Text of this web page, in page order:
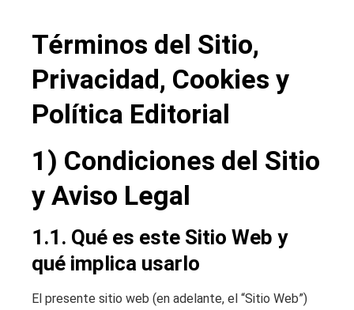
Términos del Sitio,
Privacidad, Cookies y
Política Editorial
1) Condiciones del Sitio
y Aviso Legal
1.1. Qué es este Sitio Web y
qué implica usarlo
El presente sitio web (en adelante, el “Sitio Web”)